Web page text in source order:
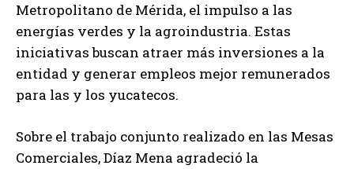
Metropolitano de Mérida, el impulso a las
energías verdes y la agroindustria. Estas
iniciativas buscan atraer más inversiones a la
entidad y generar empleos mejor remunerados
para las y los yucatecos.
Sobre el trabajo conjunto realizado en las Mesas
Comerciales, Díaz Mena agradeció la